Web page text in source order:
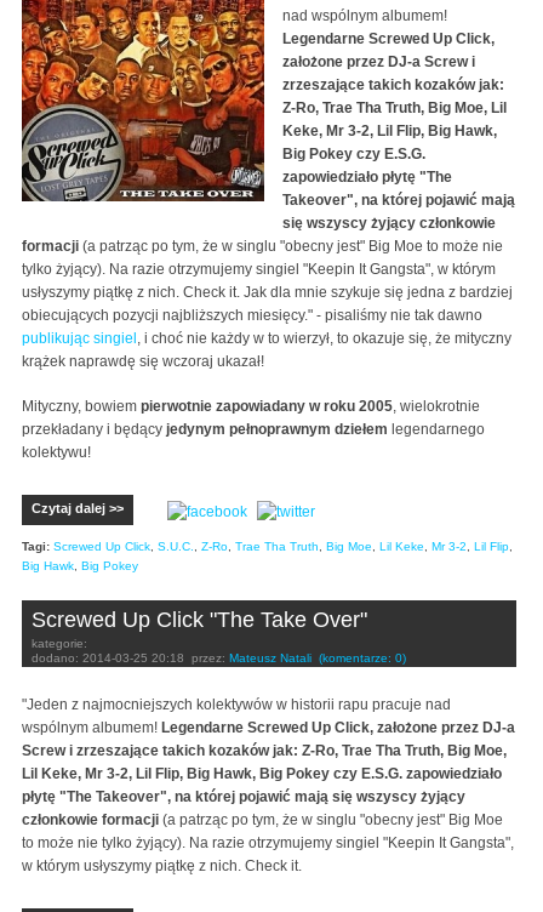
nad wspólnym albumem!
Legendarne Screwed Up Click,
założone przez DJ-a Screw i
zrzeszające takich kozaków jak:
Z-Ro, Trae Tha Truth, Big Moe, Lil
Keke, Mr 3-2, Lil Flip, Big Hawk,
Big Pokey czy E.S.G.
zapowiedziało płytę "The
Takeover", na której pojawić mają
się wszyscy żyjący członkowie
formacji (a patrząc po tym, że w singlu "obecny jest" Big Moe to może nie
tylko żyjący). Na razie otrzymujemy singiel "Keepin It Gangsta", w którym
usłyszymy piątkę z nich. Check it. Jak dla mnie szykuje się jedna z bardziej
obiecujących pozycji najbliższych miesięcy." - pisaliśmy nie tak dawno
publikując singiel , i choć nie każdy w to wierzył, to okazuje się, że mityczny
krążek naprawdę się wczoraj ukazał!
Mityczny, bowiem pierwotnie zapowiadany w roku 2005 , wielokrotnie
przekładany i będący jedynym pełnoprawnym dziełem legendarnego
kolektywu!
Czytaj dalej >>
Tagi: Screwed Up Click S.U.C. Z-Ro Trae Tha Truth Big Moe Lil Keke Mr 3-2 Lil Flip
Big Hawk Big Pokey
Screwed Up Click "The Take Over"
kategorie:
dodano: 2014-03-25 20:18 przez: Mateusz Natali (komentarze: 0)
"Jeden z najmocniejszych kolektywów w historii rapu pracuje nad
wspólnym albumem! Legendarne Screwed Up Click, założone przez DJ-a
Screw i zrzeszające takich kozaków jak: Z-Ro, Trae Tha Truth, Big Moe,
Lil Keke, Mr 3-2, Lil Flip, Big Hawk, Big Pokey czy E.S.G. zapowiedziało
płytę "The Takeover", na której pojawić mają się wszyscy żyjący
członkowie formacji (a patrząc po tym, że w singlu "obecny jest" Big Moe
to może nie tylko żyjący). Na razie otrzymujemy singiel "Keepin It Gangsta",
w którym usłyszymy piątkę z nich. Check it.